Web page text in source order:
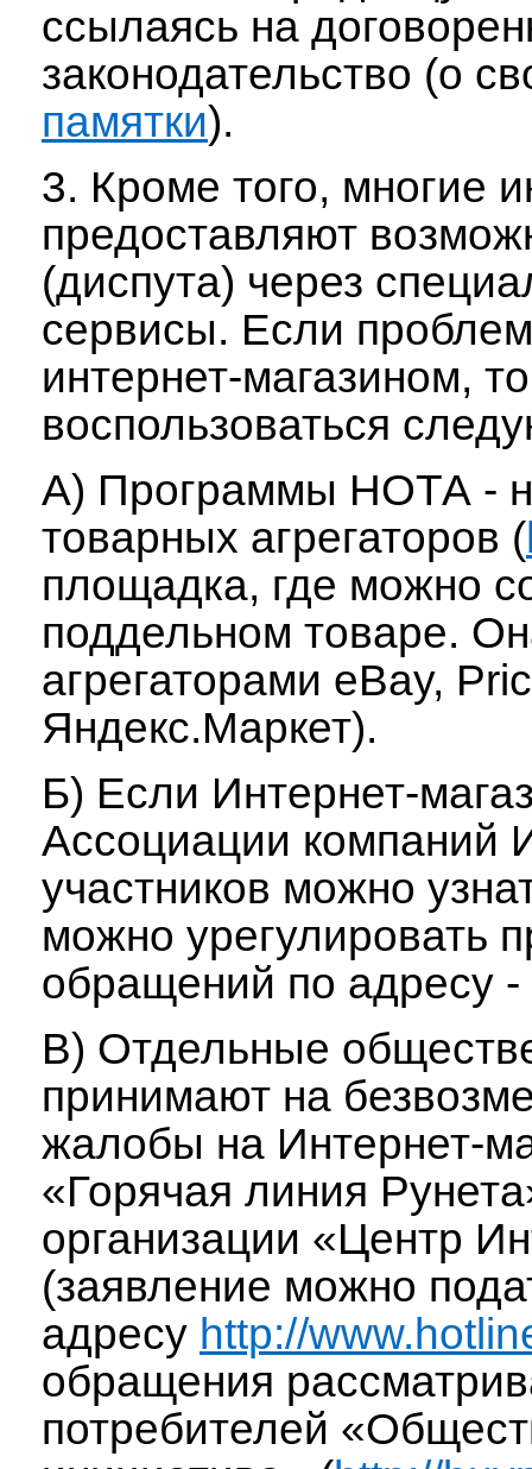
ссылаясь на
законодательство (о
памятки).
3. Кроме того, многие
предоставляют
(диспута) через
сервисы. Если
интернет-магазином,
воспользоваться
А) Программы НОТА -
товарных агрегаторов (
площадка, где можно
поддельном товаре.
агрегаторами eBay,
Яндекс.Маркет).
Б) Если Интернет-
Ассоциации компаний
участников можно
можно урегулировать
обращений по адресу -
В) Отдельные
принимают на
жалобы на Интернет-
«Горячая линия
организации «Центр
(заявление можно
адресу http://
обращения
потребителей